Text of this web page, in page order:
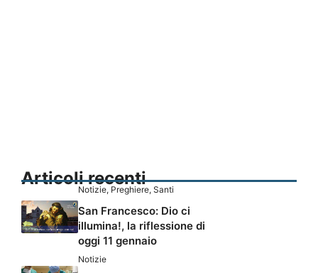
Articoli recenti
Notizie, Preghiere, Santi
San Francesco: Dio ci
illumina!, la riflessione di
oggi 11 gennaio
Notizie